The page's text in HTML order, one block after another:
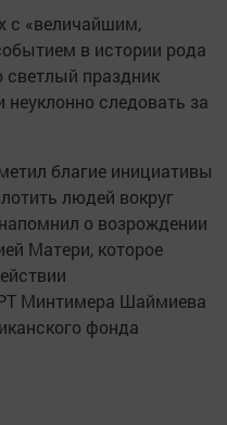
с «величайшим,
в истории рода
светлый праздник
следовать за
благие инициативы
людей вокруг
о возрождении
Матери, которое
Минтимера Шаймиева
фонда